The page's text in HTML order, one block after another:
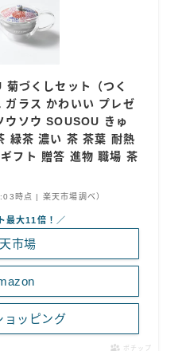
づくしセット（つく
ガラス かわいい プレゼ
ウソウ SOUSOU きゅ
緑茶 濃い 茶 茶葉 耐熱
フト 贈答 進物 職場 茶
時点 | 楽天市場調べ）
最大11倍！／
市場
ョッピング
ポチップ